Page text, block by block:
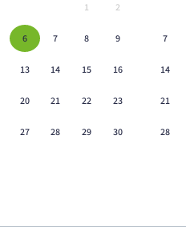
1 2
6 7 8 9
13 14 15 16
20 21 22 23
27 28 29 30
7
14
21
28